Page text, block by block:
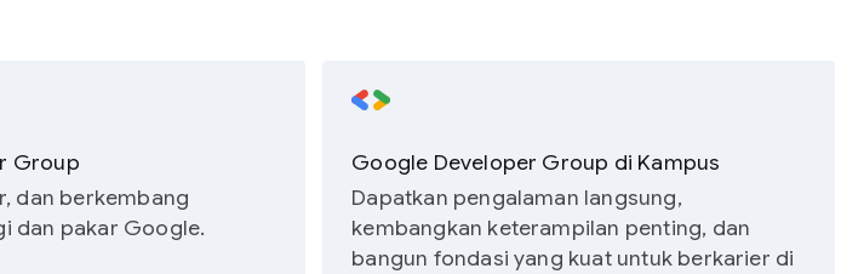
Group
dan berkembang
dan pakar Google.
Google Developer Group di Kampus
Dapatkan pengalaman langsung,
kembangkan keterampilan penting, dan
bangun fondasi yang kuat untuk berkarier di